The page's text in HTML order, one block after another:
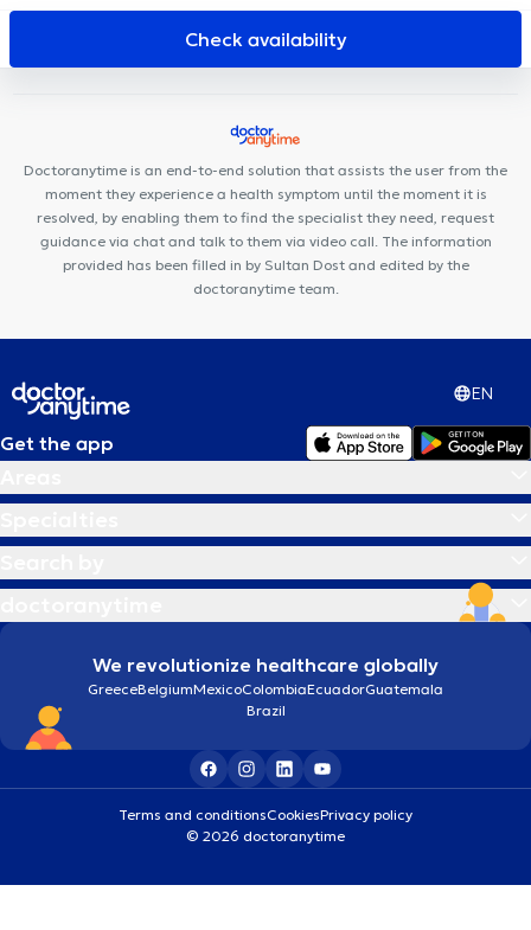
Anderlecht Smile Clinic
Centre Paramédical BMD
Molencare
Paro Karreveld Centre Dental Family
Centre
Centre médical Brunfaut
médical General Family
Check availability
Doctoranytime is an end-to-end solution that assists the user from the
moment they experience a health symptom until the moment it is
resolved, by enabling them to find the specialist they need, request
guidance via chat and talk to them via video call. The information
provided has been filled in by Sultan Dost and edited by the
doctoranytime team.
EN
Get the app
We revolutionize healthcare globally
GreeceBelgiumMexicoColombiaEcuadorGuatemala
Brazil
Terms and conditionsCookiesPrivacy policy
© 2026 doctoranytime